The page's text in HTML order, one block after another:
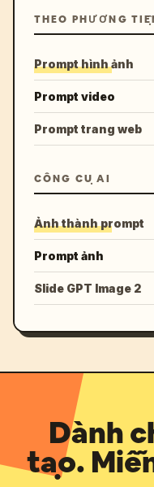
THEO PHƯƠNG
Prompt hình ảnh
Prompt video
Prompt trang web
CÔNG CỤ AI
Ảnh thành prompt
Prompt ảnh
Slide GPT Image 2
Dành
tạo.